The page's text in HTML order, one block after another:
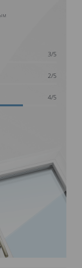
3/5
2/5
4/5